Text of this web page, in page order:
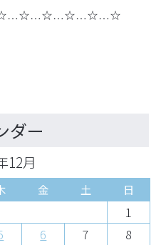
ダー
12月
金 土 日
1
6 7
8